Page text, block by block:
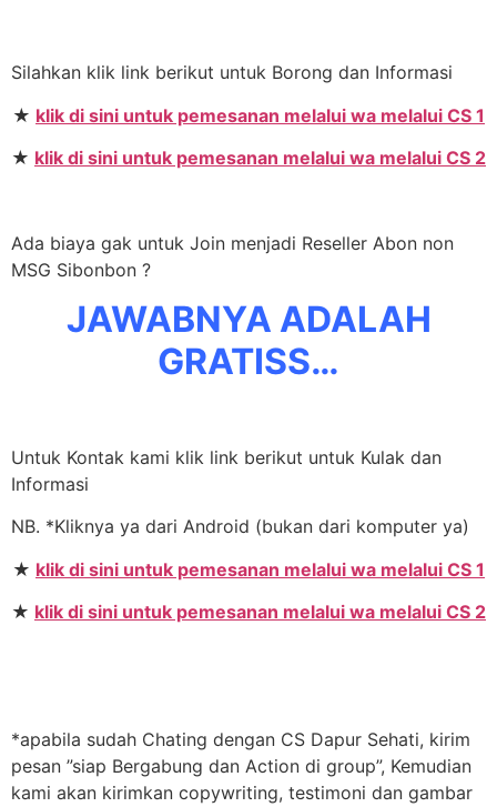
Silahkan klik link berikut untuk Borong dan Informasi
★ klik di sini untuk pemesanan melalui wa melalui CS 1
★ klik di sini untuk pemesanan melalui wa melalui CS 2
Ada biaya gak untuk Join menjadi Reseller Abon non
MSG Sibonbon ?
JAWABNYA ADALAH
GRATISS…
Untuk Kontak kami klik link berikut untuk Kulak dan
Informasi
NB. *Kliknya ya dari Android (bukan dari komputer ya)
★ klik di sini untuk pemesanan melalui wa melalui CS 1
★ klik di sini untuk pemesanan melalui wa melalui CS 2
*apabila sudah Chating dengan CS Dapur Sehati, kirim
pesan ”siap Bergabung dan Action di group”, Kemudian
kami akan kirimkan copywriting, testimoni dan gambar